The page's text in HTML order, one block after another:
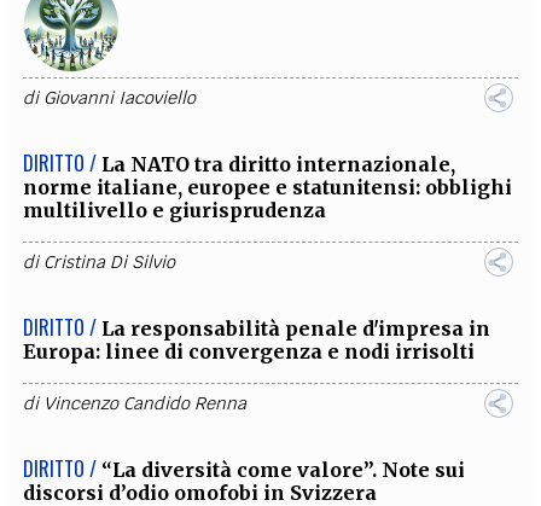
diGiovanni Iacoviello
DIRITTO / La NATO tra diritto internazionale,
norme italiane, europee e statunitensi: obblighi
multilivello e giurisprudenza
diCristina Di Silvio
DIRITTO / La responsabilità penale d'impresa in
Europa: linee di convergenza e nodi irrisolti
di Vincenzo Candido Renna
DIRITTO / “La diversità come valore”. Note sui
discorsi d’odio omofobi in Svizzera